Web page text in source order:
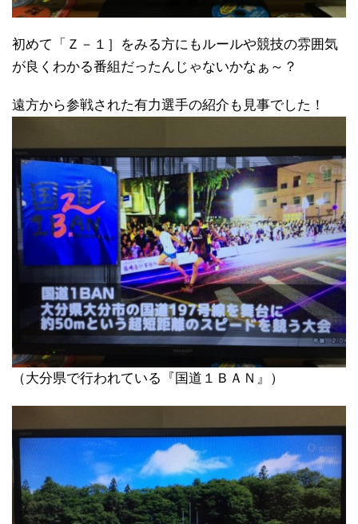
初めて「Ｚ－１］をみる方にもルールや競技の雰囲気
が良くわかる番組だったんじゃないかなぁ～？
遠方から参戦された有力選手の紹介も見事でした！
（大分県で行われている『国道１ＢＡＮ』）